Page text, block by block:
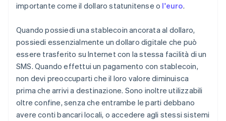
importante come il dollaro statunitense o l'euro.
Quando possiedi una stablecoin ancorata al dollaro,
possiedi essenzialmente un dollaro digitale che può
essere trasferito su Internet con la stessa facilità di un
SMS. Quando effettui un pagamento con stablecoin,
non devi preoccuparti che il loro valore diminuisca
prima che arrivi a destinazione. Sono inoltre utilizzabili
oltre confine, senza che entrambe le parti debbano
avere conti bancari locali, o accedere agli stessi sistemi